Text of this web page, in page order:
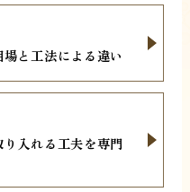
と工法による違い
入れる工夫を専門